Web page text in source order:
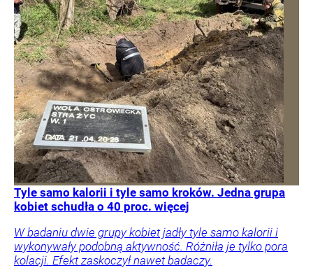
Tyle samo kalorii i tyle samo kroków. Jedna grupa
kobiet schudła o 40 proc. więcej
W badaniu dwie grupy kobiet jadły tyle samo kalorii i
wykonywały podobną aktywność. Różniła je tylko pora
kolacji. Efekt zaskoczył nawet badaczy.